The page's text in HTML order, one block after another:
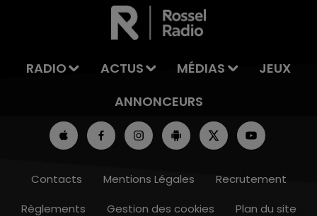
RADIO ACTUS MÉDIAS
JEUX
ANNONCEURS
Contacts Mentions Légales
Recrutement
Règlements
Gestion des cookies Plan du site